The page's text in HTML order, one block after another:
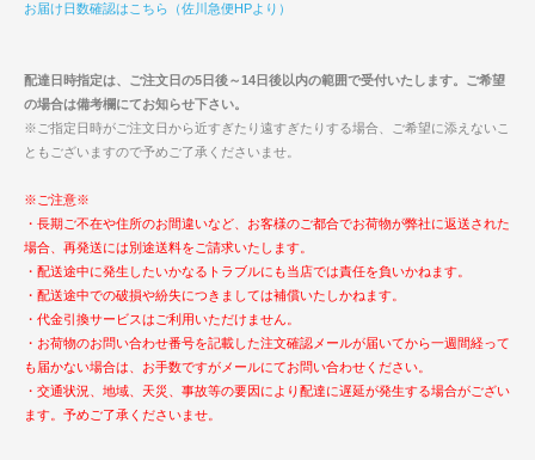
お届け日数確認はこちら（佐川急便HPより）
配達日時指定は、ご注文日の5日後～14日後以内の範囲で受付いたします。ご希望
の場合は備考欄にてお知らせ下さい。
※ご指定日時がご注文日から近すぎたり遠すぎたりする場合、ご希望に添えないこ
ともございますので予めご了承くださいませ。
※ご注意※
・長期ご不在や住所のお間違いなど、お客様のご都合でお荷物が弊社に返送された
場合、再発送には別途送料をご請求いたします。
・配送途中に発生したいかなるトラブルにも当店では責任を負いかねます。
・配送途中での破損や紛失につきましては補償いたしかねます。
・代金引換サービスはご利用いただけません。
・お荷物のお問い合わせ番号を記載した注文確認メールが届いてから一週間経って
も届かない場合は、お手数ですがメールにてお問い合わせください。
・交通状況、地域、天災、事故等の要因により配達に遅延が発生する場合がござい
ます。予めご了承くださいませ。